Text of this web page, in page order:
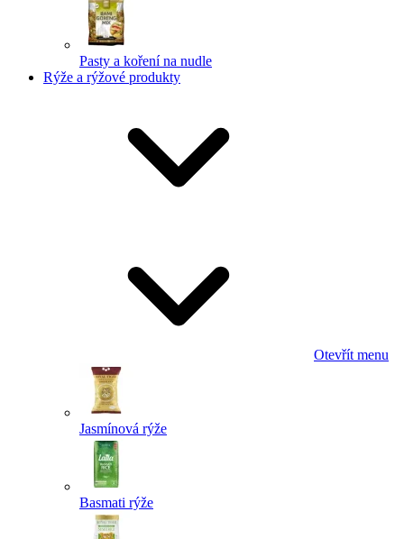
Pasty a koření na nudle
Rýže a rýžové produkty
Otevřít menu
Jasmínová rýže
Basmati rýže